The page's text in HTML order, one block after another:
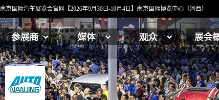
南京国际汽车展览会官网【2026年9月30日-10月4日】南京国际博览中心（河西）